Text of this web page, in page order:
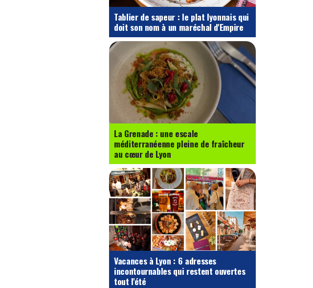
Tablier de sapeur : le plat lyonnais qui
doit son nom à un maréchal d'Empire
La Grenade : une escale
méditerranéenne pleine de fraîcheur
au cœur de Lyon
Vacances à Lyon : 6 adresses
incontournables qui restent ouvertes
tout l'été